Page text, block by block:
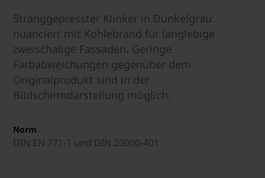
Stranggepresster Klinker in Dunkelgrau
nuanciert mit Kohlebrand für langlebige
zweischalige Fassaden. Geringe
Farbabweichungen gegenüber dem
Originalprodukt sind in der
Bildschirmdarstellung möglich.
Norm
DIN EN 771-1 und DIN 20000-401